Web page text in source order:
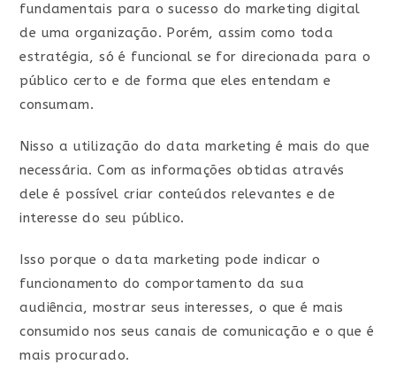
fundamentais para o sucesso do marketing digital
de uma organização. Porém, assim como toda
estratégia, só é funcional se for direcionada para o
público certo e de forma que eles entendam e
consumam.
Nisso a utilização do data marketing é mais do que
necessária. Com as informações obtidas através
dele é possível criar conteúdos relevantes e de
interesse do seu público.
Isso porque o data marketing pode indicar o
funcionamento do comportamento da sua
audiência, mostrar seus interesses, o que é mais
consumido nos seus canais de comunicação e o que é
mais procurado.